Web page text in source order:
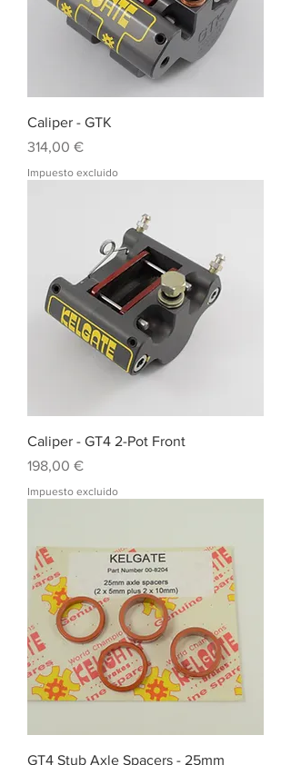
Caliper - GTK
Precio
314,00 €
Impuesto excluido
Caliper - GT4 2-Pot Front
Precio
198,00 €
Impuesto excluido
GT4 Stub Axle Spacers - 25mm